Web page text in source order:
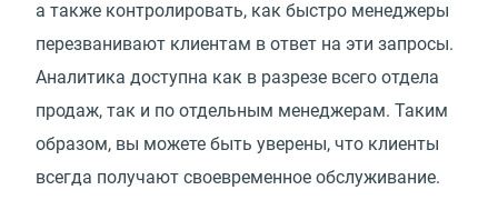
а также контролировать, как быстро менеджеры
перезванивают клиентам в ответ на эти запросы.
Аналитика доступна как в разрезе всего отдела
продаж, так и по отдельным менеджерам. Таким
образом, вы можете быть уверены, что клиенты
всегда получают своевременное обслуживание.